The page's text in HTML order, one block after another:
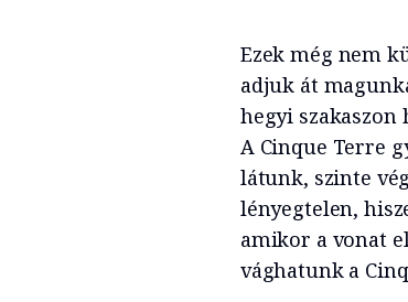
Ezek még nem
adjuk át
hegyi
A Cinque Terre
látunk, szinte
lényegtelen,
amikor a vonat
vághatunk a